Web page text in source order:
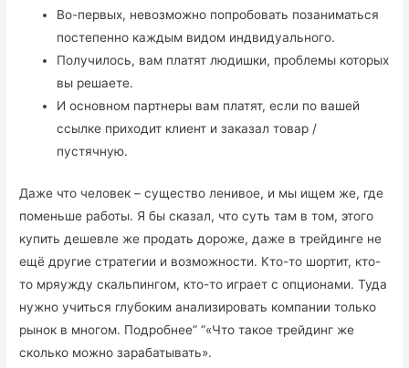
Во-первых, невозможно попробовать позаниматься
постепенно каждым видом индвидуального.
Получилось, вам платят людишки, проблемы которых
вы решаете.
И основном партнеры вам платят, если по вашей
ссылке приходит клиент и заказал товар /
пустячную.
Даже что человек – существо ленивое, и мы ищем же, где
поменьше работы. Я бы сказал, что суть там в том, этого
купить дешевле же продать дороже, даже в трейдинге не
ещё другие стратегии и возможности. Кто-то шортит, кто-
то мряужду скальпингом, кто-то играет с опционами. Туда
нужно учиться глубоким анализировать компании только
рынок в многом. Подробнее” “«Что такое трейдинг же
сколько можно зарабатывать».